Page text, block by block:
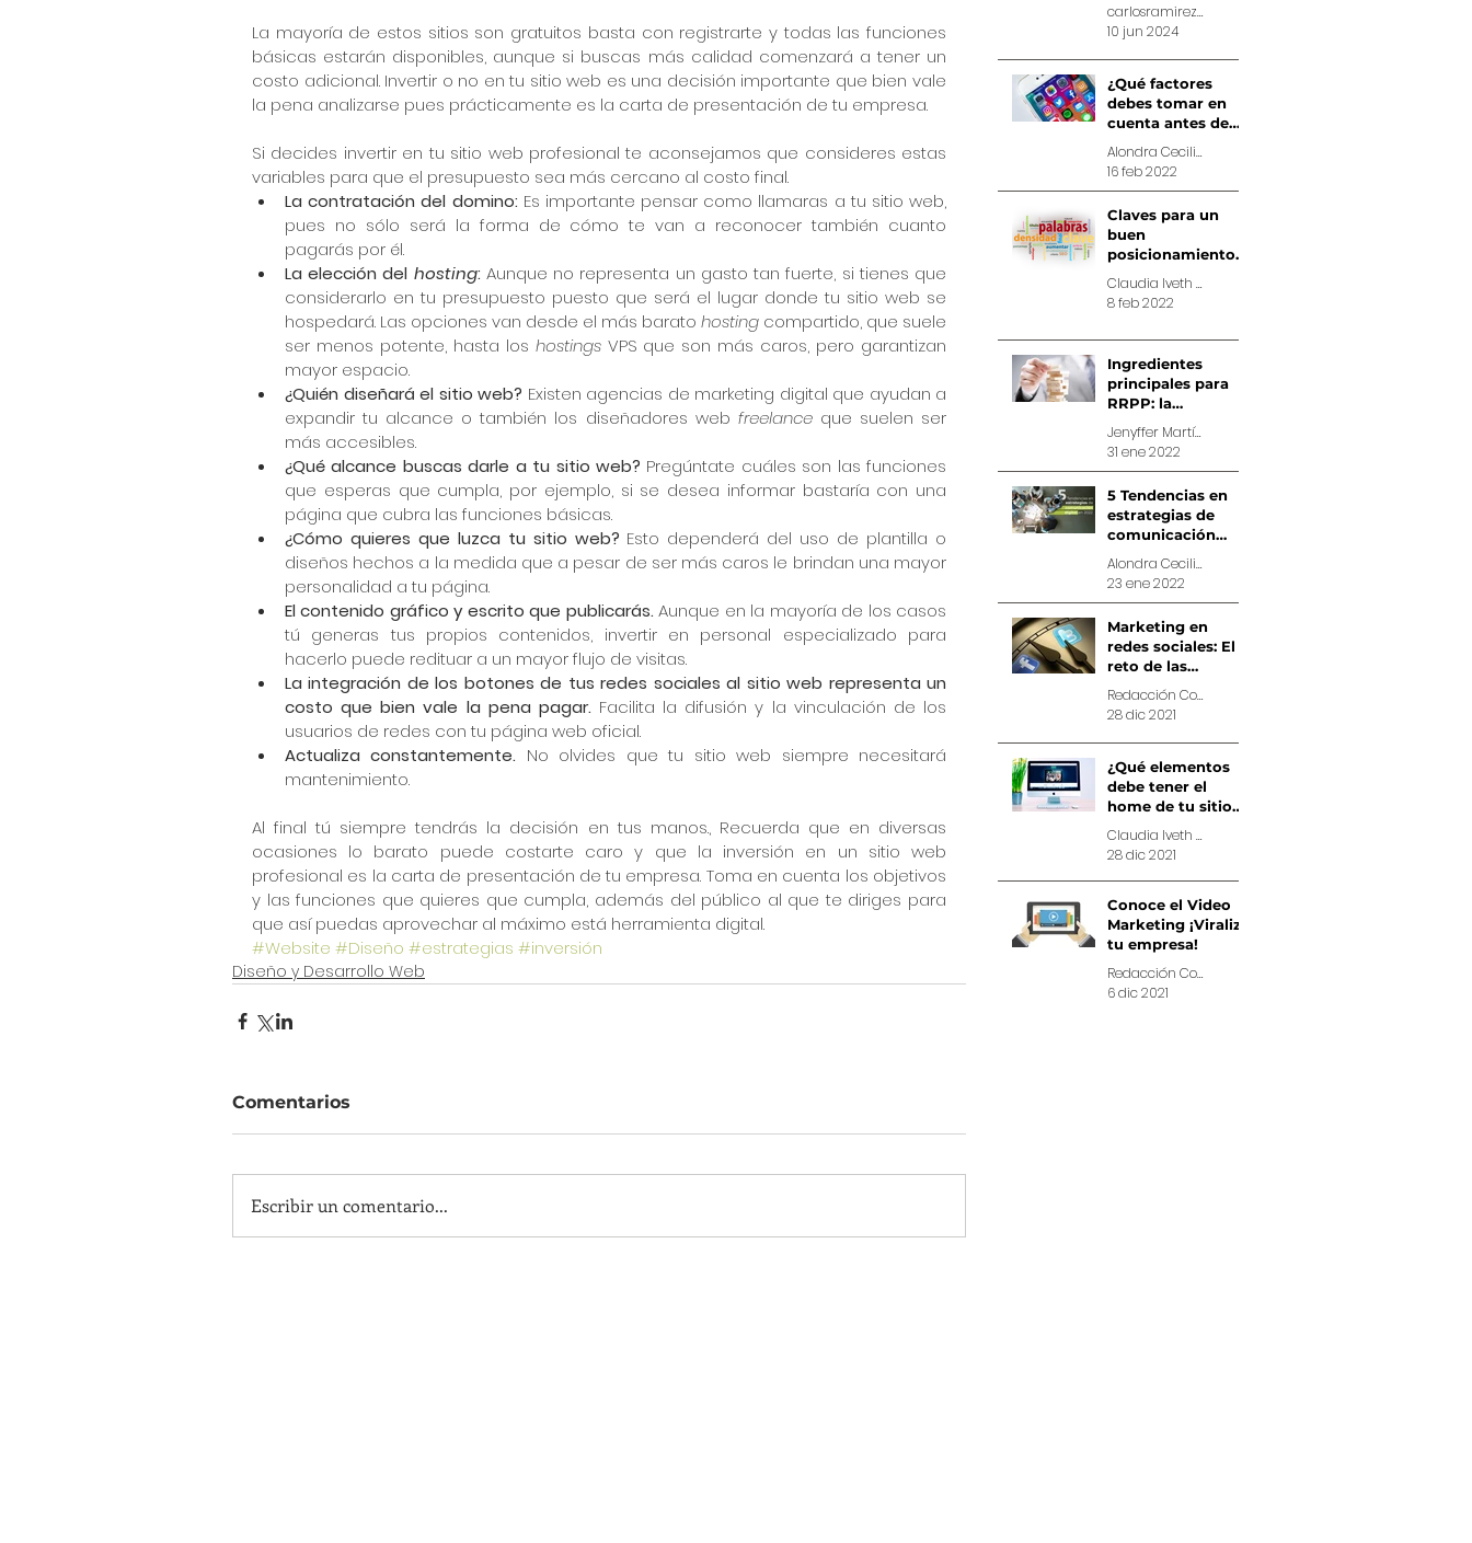
La mayoría de estos sitios son gratuitos basta con registrarte y todas las funciones
básicas estarán disponibles, aunque si buscas más calidad comenzará a tener un
costo adicional. Invertir o no en tu sitio web es una decisión importante que bien vale
la pena analizarse pues prácticamente es la carta de presentación de tu empresa.
Si decides invertir en tu sitio web profesional te aconsejamos que consideres estas
variables para que el presupuesto sea más cercano al costo final.
La contratación del domino: Es importante pensar como llamaras a tu sitio web,
pues no sólo será la forma de cómo te van a reconocer también cuanto
pagarás por él.
La elección del hosting: Aunque no representa un gasto tan fuerte, si tienes que
considerarlo en tu presupuesto puesto que será el lugar donde tu sitio web se
hospedará. Las opciones van desde el más barato hosting compartido, que suele
ser menos potente, hasta los hostings VPS que son más caros, pero garantizan
mayor espacio.
¿Quién diseñará el sitio web? Existen agencias de marketing digital que ayudan a
expandir tu alcance o también los diseñadores web freelance que suelen ser
más accesibles.
¿Qué alcance buscas darle a tu sitio web? Pregúntate cuáles son las funciones
que esperas que cumpla, por ejemplo, si se desea informar bastaría con una
página que cubra las funciones básicas.
¿Cómo quieres que luzca tu sitio web? Esto dependerá del uso de plantilla o
diseños hechos a la medida que a pesar de ser más caros le brindan una mayor
personalidad a tu página.
El contenido gráfico y escrito que publicarás. Aunque en la mayoría de los casos
tú generas tus propios contenidos, invertir en personal especializado para
hacerlo puede redituar a un mayor flujo de visitas.
La integración de los botones de tus redes sociales al sitio web representa un
costo que bien vale la pena pagar. Facilita la difusión y la vinculación de los
usuarios de redes con tu página web oficial.
Actualiza constantemente. No olvides que tu sitio web siempre necesitará
mantenimiento.
Al final tú siempre tendrás la decisión en tus manos., Recuerda que en diversas
ocasiones lo barato puede costarte caro y que la inversión en un sitio web
profesional es la carta de presentación de tu empresa. Toma en cuenta los objetivos
y las funciones que quieres que cumpla, además del público al que te diriges para
que así puedas aprovechar al máximo está herramienta digital.
#Website #Diseño #estrategias #inversión
Diseño y Desarrollo Web
Comentarios
Escribir un comentario...
digital
carlosramirez1233
10 jun 2024
¿Qué factores
debes tomar en
cuenta antes de
mercado?
Alondra Cecilia Álvarez Matias, Estratega de Cuentas en Comunimix
16 feb 2022
Claves para un
buen
posicionamiento
Claudia Iveth Hernández Castillo, Director Operativo y Estratega Master en Comunimix
8 feb 2022
Ingredientes
principales para
RRPP: la
credibilidadJenyffer Martínez Sánchez, Especialista en Relaciones Públicas en Comunimix
31 ene 2022
5 Tendencias en
estrategias de
comunicación
Alondra Cecilia Álvarez Matias, Estratega de Cuentas en Comunimix
23 ene 2022
Marketing en
redes sociales: El
reto de las
publicaciones por
día
Redacción Comunimix
28 dic 2021
¿Qué elementos
debe tener el
home de tu sitio
Claudia Iveth Hernández Castillo
28 dic 2021
Conoce el Video
Marketing ¡Viraliza
tu empresa!
Redacción Comunimix
6 dic 2021